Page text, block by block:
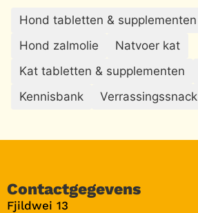
Hond tabletten & supplementen
Hond zalmolie
Natvoer kat
Kat tabletten & supplementen
Kennisbank
Verrassingssnack
Contactgegevens
Fjildwei 13